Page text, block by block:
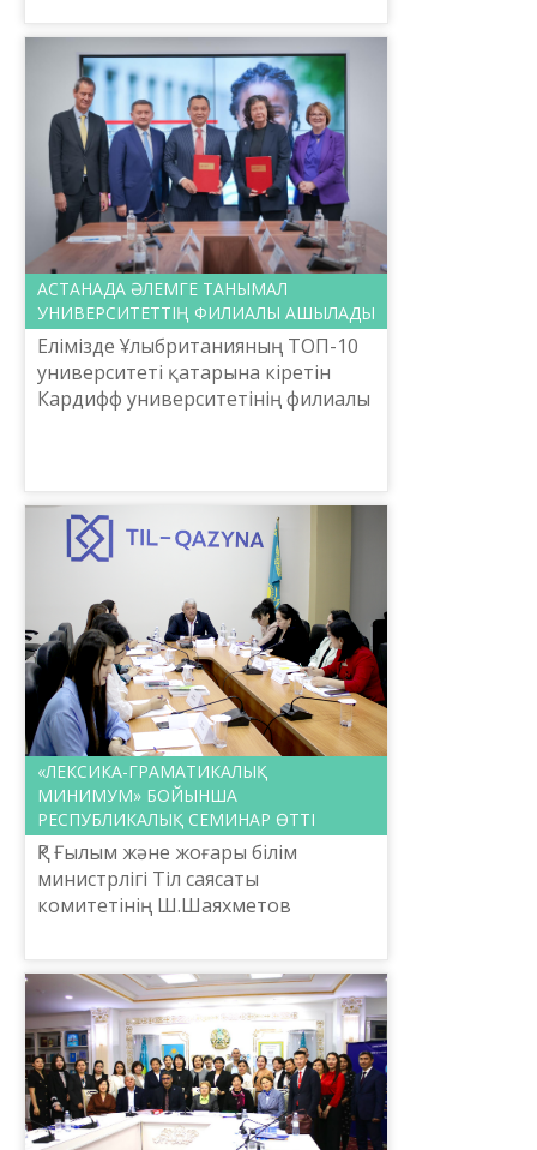
профессор Шерубай
Құрманбайұлының 60 жасқа толған
мерейтойына орай ғал...
АСТАНАДА ӘЛЕМГЕ ТАНЫМАЛ
УНИВЕРСИТЕТТІҢ ФИЛИАЛЫ АШЫЛАДЫ
Елімізде Ұлыбританияның ТОП-10
университеті қатарына кіретін
Кардифф университетінің филиалы
«ЛЕКСИКА-ГРАМАТИКАЛЫҚ
МИНИМУМ» БОЙЫНША
РЕСПУБЛИКАЛЫҚ СЕМИНАР ӨТТІ
ҚР Ғылым және жоғары білім
министрлігі Тіл саясаты
комитетінің Ш.Шаяхметов
2024 жылғы 15 қараша күні
«Лексика-граммати...